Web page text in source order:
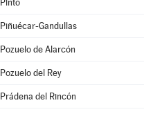
Pinto
Piñuécar-Gandullas
Pozuelo de Alarcón
Pozuelo del Rey
Prádena del Rincón